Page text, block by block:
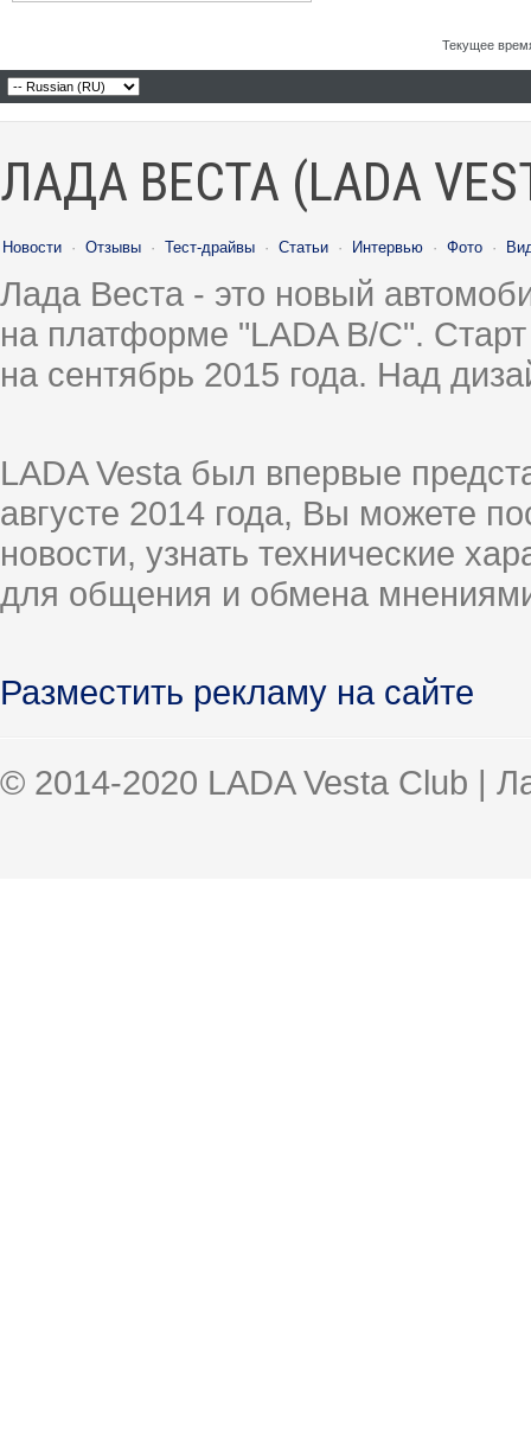
Текущее
ЛАДА ВЕСТА (LADA
Новости · Отзывы · Тест-драйвы · Статьи · Интервью · Фото ·
Лада Веста - это новый
на платформе "LADA B/C".
на сентябрь 2015 года. Над
LADA Vesta был впервые
августе 2014 года, Вы можете
новости, узнать технические
для общения и обмена
Разместить рекламу на сайте
© 2014-2020 LADA Vesta Club |